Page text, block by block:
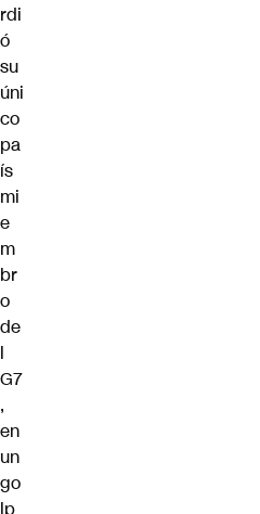
rdi
ó
su
úni
co
pa
ís
mi
e
m
br
o
de
l
G7
,
en
un
go
lp